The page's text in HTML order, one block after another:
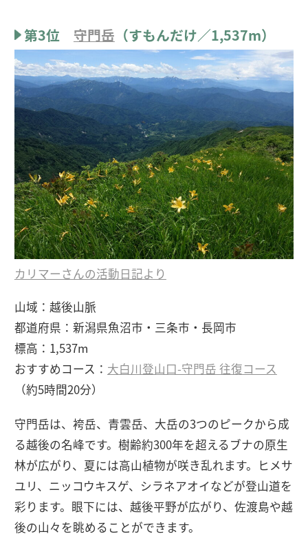
第3位 守門岳 （すもんだけ／1,537m）
カリマーさんの活動日記より
山域：越後山脈
都道府県：新潟県魚沼市・三条市・長岡市
標高：1,537m
おすすめコース： 大白川登山口-守門岳 往復コース
（約5時間20分）
守門岳は、袴岳、青雲岳、大岳の3つのピークから成
る越後の名峰です。樹齢約300年を超えるブナの原生
林が広がり、夏には高山植物が咲き乱れます。ヒメサ
ユリ、ニッコウキスゲ、シラネアオイなどが登山道を
彩ります。眼下には、越後平野が広がり、佐渡島や越
後の山々を眺めることができます。